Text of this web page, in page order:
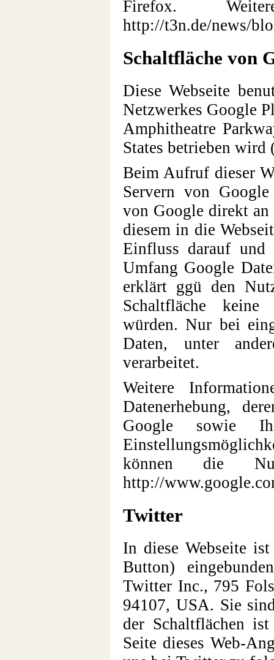
Firefox.
http://t3n.de/news/
Schaltfläche von
Diese Webseite
Netzwerkes Google
Amphitheatre
States betrieben
Beim Aufruf dieser
Servern von
von Google direkt
diesem in die
Einfluss darauf und
Umfang Google
erklärt ggü den
Schaltfläche keine
würden. Nur bei
Daten, unter
verarbeitet.
Weitere
Datenerhebung,
Google sowie
können die
http://
Twitter
In diese Webseite
Button)
Twitter Inc., 795
94107, USA. Sie
der Schaltflächen
Seite dieses Web-